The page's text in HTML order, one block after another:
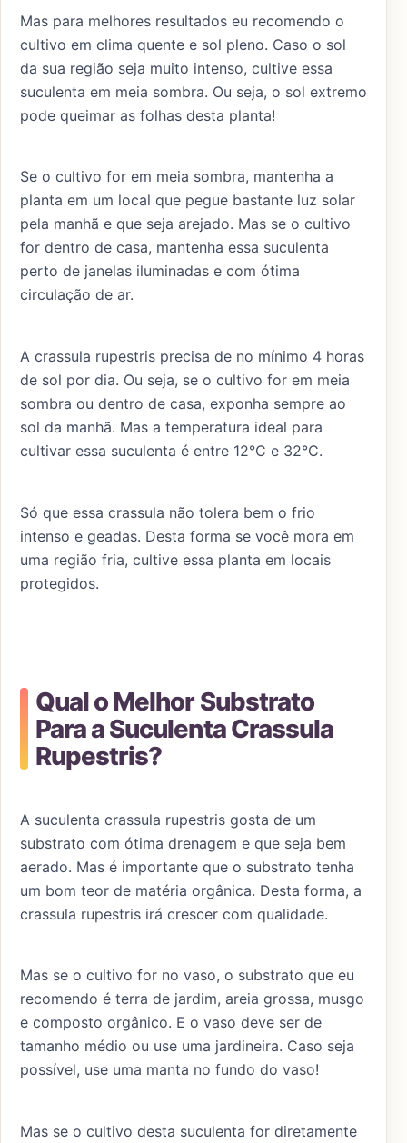
Mas para melhores resultados eu recomendo o
cultivo em clima quente e sol pleno. Caso o sol
da sua região seja muito intenso, cultive essa
suculenta em meia sombra. Ou seja, o sol extremo
pode queimar as folhas desta planta!
Se o cultivo for em meia sombra, mantenha a
planta em um local que pegue bastante luz solar
pela manhã e que seja arejado. Mas se o cultivo
for dentro de casa, mantenha essa suculenta
perto de janelas iluminadas e com ótima
circulação de ar.
A crassula rupestris precisa de no mínimo 4 horas
de sol por dia. Ou seja, se o cultivo for em meia
sombra ou dentro de casa, exponha sempre ao
sol da manhã. Mas a temperatura ideal para
cultivar essa suculenta é entre 12°C e 32°C.
Só que essa crassula não tolera bem o frio
intenso e geadas. Desta forma se você mora em
uma região fria, cultive essa planta em locais
protegidos.
Qual o Melhor Substrato
Para a Suculenta Crassula
Rupestris?
A suculenta crassula rupestris gosta de um
substrato com ótima drenagem e que seja bem
aerado. Mas é importante que o substrato tenha
um bom teor de matéria orgânica. Desta forma, a
crassula rupestris irá crescer com qualidade.
Mas se o cultivo for no vaso, o substrato que eu
recomendo é terra de jardim, areia grossa, musgo
e composto orgânico. E o vaso deve ser de
tamanho médio ou use uma jardineira. Caso seja
possível, use uma manta no fundo do vaso!
Mas se o cultivo desta suculenta for diretamente